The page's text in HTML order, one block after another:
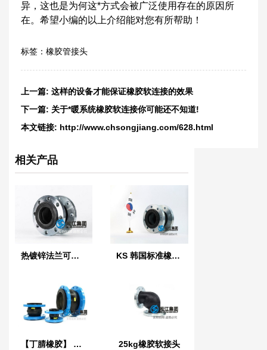
异，这也是为何这*方式会被广泛使用存在的原因所
在。希望小编的以上介绍能对您有所帮助！
标签： 橡胶管接头
上一篇: 这样的设备才能保证橡胶软连接的效果
下一篇: 关于*暖系统橡胶软连接你可能还不知道!
本文链接: http://www.chsongjiang.com/628.html
相关产品
热镀锌法兰可曲挠橡胶接头 KS 韩国标准橡胶防震接头
【丁腈橡胶】 LO型NBR液压耐油橡胶接头 25kg橡胶软接头